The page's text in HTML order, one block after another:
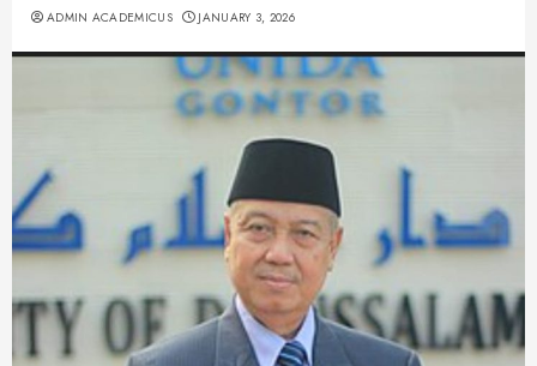
ADMIN ACADEMICUS JANUARY 3, 2026